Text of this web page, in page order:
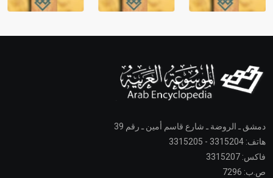
دمشق ـ الروضة ـ شارع قاسم أمين ـ رقم 39
هاتف: 3315204 - 3315205
فاكس: 3315207
ص.ب: 7296